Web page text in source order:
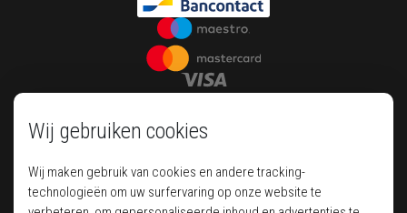
Wij gebruiken cookies
Wij maken gebruik van cookies en andere tracking-
technologieën om uw surfervaring op onze website te